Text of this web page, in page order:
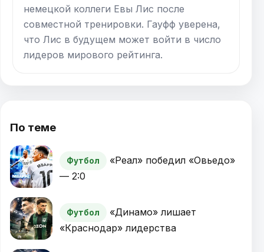
немецкой коллеги Евы Лис после
совместной тренировки. Гауфф уверена,
что Лис в будущем может войти в число
лидеров мирового рейтинга.
По теме
Футбол
«Реал» победил «Овьедо»
— 2:0
Футбол
«Динамо» лишает
«Краснодар» лидерства